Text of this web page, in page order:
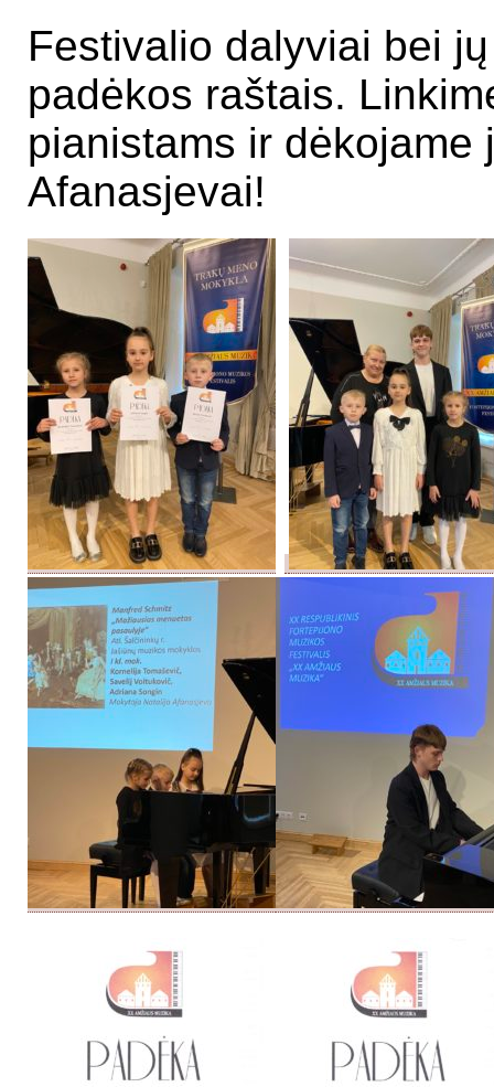
Festivalio dalyviai bei
padėkos raštais.
pianistams ir dėkojame
Afanasjevai!